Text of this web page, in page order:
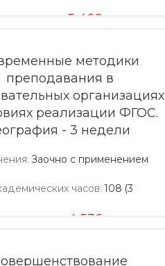
5 460
методики
преподавания в
организациях
реализации ФГОС.
- 3 недели
: Заочно с применением
часов: 108 (3
4 536